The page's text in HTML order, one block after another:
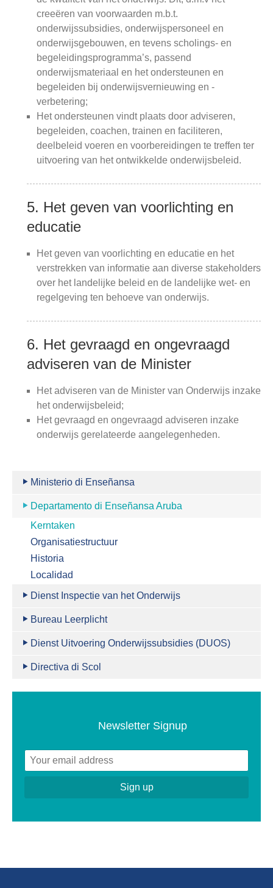
creeëren van voorwaarden m.b.t.
onderwijssubsidies, onderwijspersoneel en
onderwijsgebouwen, en tevens scholings- en
begeleidingsprogramma’s, passend
onderwijsmateriaal en het ondersteunen en
begeleiden bij onderwijsvernieuwing en -
verbetering;
Het ondersteunen vindt plaats door adviseren,
begeleiden, coachen, trainen en faciliteren,
deelbeleid voeren en voorbereidingen te treffen ter
uitvoering van het ontwikkelde onderwijsbeleid.
5. Het geven van voorlichting en
educatie
Het geven van voorlichting en educatie en het
verstrekken van informatie aan diverse stakeholders
over het landelijke beleid en de landelijke wet- en
regelgeving ten behoeve van onderwijs.
6. Het gevraagd en ongevraagd
adviseren van de Minister
Het adviseren van de Minister van Onderwijs inzake
het onderwijsbeleid;
Het gevraagd en ongevraagd adviseren inzake
onderwijs gerelateerde aangelegenheden.
Ministerio di Enseñansa
Departamento di Enseñansa Aruba
Kerntaken
Organisatiestructuur
Historia
Localidad
Dienst Inspectie van het Onderwijs
Bureau Leerplicht
Dienst Uitvoering Onderwijssubsidies (DUOS)
Directiva di Scol
Newsletter Signup